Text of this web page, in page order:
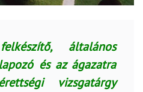
általános
és az ágazatra
vizsgatárgy